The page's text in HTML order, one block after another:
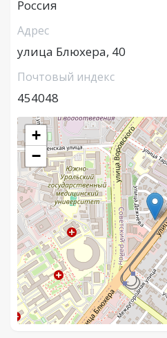
Россия
Адрес
улица Блюхера, 40
Почтовый индекс
454048
+
−